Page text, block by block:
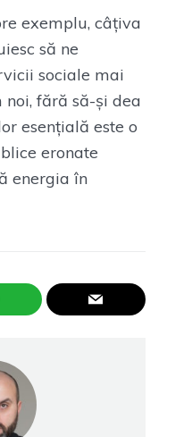
exemplu, câțiva
să ne
sociale mai
noi, fără să-și dea
esențială este o
eronate
energia în